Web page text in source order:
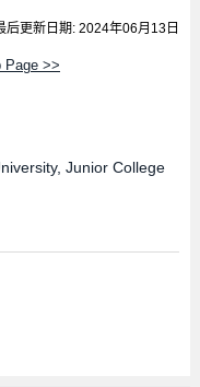
后更新日期: 2024年06月13日
Page >>
Junior College